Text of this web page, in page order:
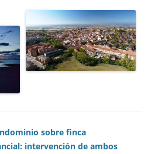
sobre finca
intervención de ambos